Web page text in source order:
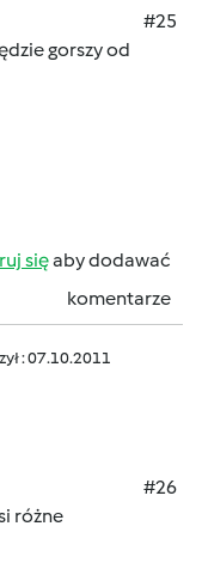
#25
gorszy od
sięaby dodawać
komentarze
: 07.10.2011
#26
różne